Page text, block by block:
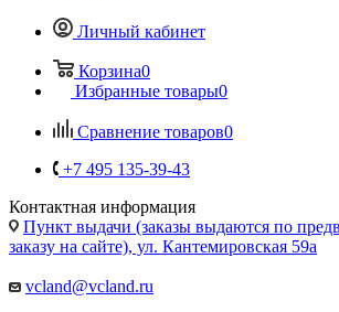
Личный кабинет
Корзина0
Избранные товары0
Сравнение товаров0
+7 495 135-39-43
Контактная информация
Пункт выдачи (заказы выдаются по
заказу на сайте), ул. Кантемировская 59а
vcland@vcland.ru